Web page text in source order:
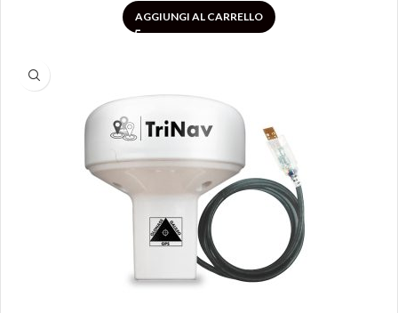
AGGIUNGI AL CARRELLO